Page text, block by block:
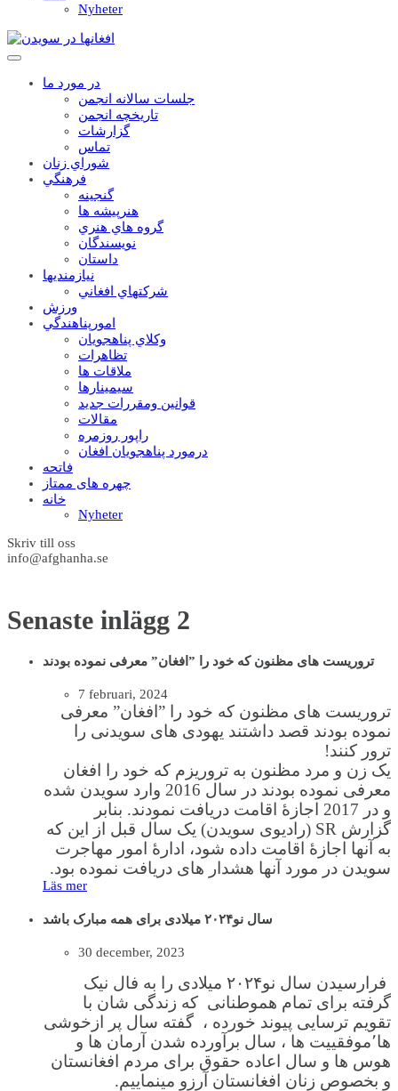
Nyheter
در مورد ما
جلسات سالانه انجمن
تاریخچه انجمن
گزارشات
تماس
شوراي زنان
فرهنگي
گنجينه
هنرپيشه ها
گروه هاي هنري
نويسندگان
داستان
نيازمنديها
شرکتهاي افغاني
ورزش
امورپناهندگي
وکلاي پناهجويان
تظاهرات
ملاقات ها
سيمينارها
قوانين ومقررات جديد
مقالات
راپور روزمره
درمورد پناهجويان افغان
فاتحه
چهره های ممتاز
خانه
Nyheter
Skriv till oss
info@afghanha.se
Senaste inlägg 2
تروریست های مظنون که خود را ”افغان” معرفی نموده بودند
7 februari, 2024
تروریست های مظنون که خود را ”افغان” معرفی
نموده بودند قصد داشتند یهودی های سویدنی را
ترور کنند!
یک زن و مرد مظنون به تروریزم که خود را افغان
معرفی نموده بودند در سال 2016 وارد سویدن شده
و در 2017 اجازۀ اقامت دریافت نمودند. بنابر
گزارش SR (رادیوی سویدن) یک سال قبل از این که
به آنها اجازۀ اقامت داده شود، ادارۀ امور مهاجرت
سویدن در مورد آنها هشدار های دریافت نموده بود.
Läs mer
سال نو۲۰۲۴ میلادی برای همه مبارک باشد
30 december, 2023
فرارسیدن سال نو۲۰۲۴ میلادی را به فال نیک
گرفته برای تمام هموطنانی که زندگی شان با
تقویم ترسایی پیوند خورده ، گفته سال پر ازخوشی
ها٬موفقییت ها ، سال برآورده شدن آرمان ها و
هوس ها و سال اعاده حقوق برای مردم افغانستان
و بخصوص زنان افغانستان آرزو مینماییم.